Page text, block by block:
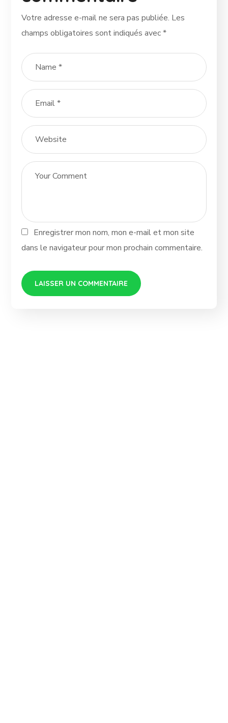
Votre adresse e-mail ne sera pas publiée. Les
champs obligatoires sont indiqués avec*
Enregistrer mon nom, mon e-mail et mon site
dans le navigateur pour mon prochain commentaire.